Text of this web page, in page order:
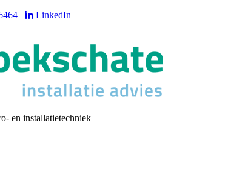
LinkedIn
en installatietechniek